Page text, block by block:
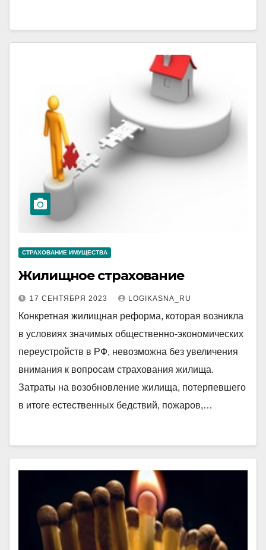
СТРАХОВАНИЕ ИМУЩЕСТВА
Жилищное страхование
17 СЕНТЯБРЯ 2023 LOGIKASNA_RU
Конкретная жилищная реформа, которая возникла
в условиях значимых общественно-экономических
переустройств в РФ, невозможна без увеличения
внимания к вопросам страхования жилища.
Затраты на возобновление жилища, потерпевшего
в итоге естественных бедствий, пожаров,…